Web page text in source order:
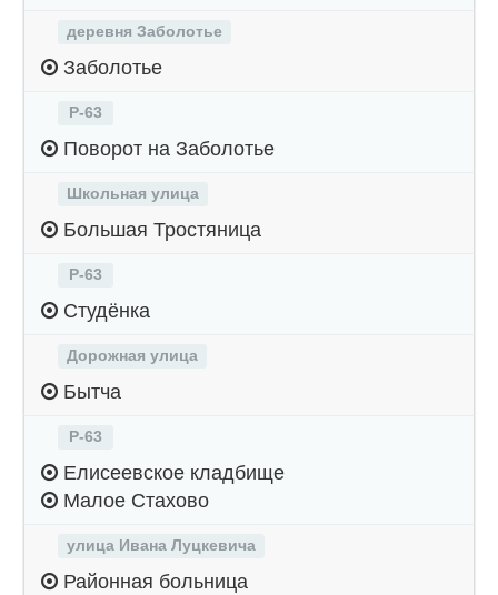
деревня Заболотье
Заболотье
Р-63
Поворот на Заболотье
Школьная улица
Большая Тростяница
Р-63
Студёнка
Дорожная улица
Бытча
Р-63
Елисеевское кладбище
Малое Стахово
улица Ивана Луцкевича
Районная больница